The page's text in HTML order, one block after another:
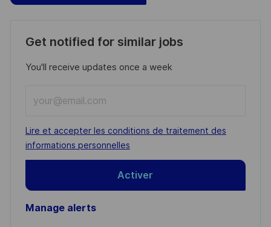
Get notified for similar jobs
You'll receive updates once a week
Email
address
(Required)
Required
Lire et accepter les conditions de traitement des
informations personnelles
Activer
Manage alerts